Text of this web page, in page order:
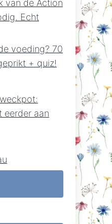
van de Action
Echt
voeding? 70
+ quiz!
eerder aan